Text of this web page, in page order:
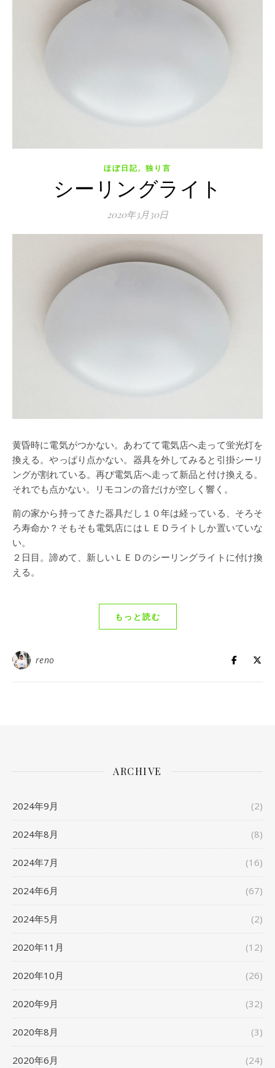
ほぼ日記, 独り言
シーリングライト
2020年3月30日
黄昏時に電気がつかない。あわてて電気店へ走って蛍光灯を
換える。やっぱり点かない。器具を外してみると引掛シーリ
ングが割れている。再び電気店へ走って新品と付け換える。
それでも点かない。リモコンの音だけが空しく響く。
前の家から持ってきた器具だし１０年は経っている、そろそ
ろ寿命か？そもそも電気店にはＬＥＤライトしか置いていな
い。
２日目。諦めて、新しいＬＥＤのシーリングライトに付け換
える。
もっと読む
reno
ARCHIVE
2024年9月 (2)
2024年8月 (8)
2024年7月 (16)
2024年6月 (67)
2024年5月 (2)
2020年11月 (12)
2020年10月 (26)
2020年9月 (32)
2020年8月 (3)
2020年6月 (24)